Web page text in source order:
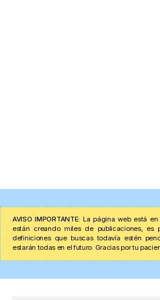
AVISO IMPORTANTE: La página web está
están creando miles de publicaciones, es
definiciones que buscas todavía estén
estarán todas en el futuro. Gracias por tu